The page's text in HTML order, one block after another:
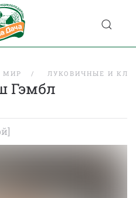
МИР ЛУКОВИЧНЫЕ И
Гэмбл